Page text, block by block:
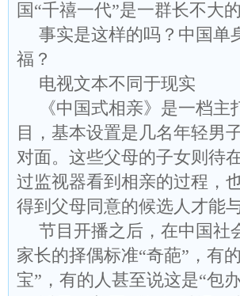
国“千禧一代”是一群长不大
事实是这样的吗？中国单
福？
电视文本不同于现实
《中国式相亲》是一档
目，基本设置是几名年轻男
对面。这些父母的子女则待
过监视器看到相亲的过程，
得到父母同意的候选人才能
节目开播之后，在中国社
家长的择偶标准“奇葩”，有
宝”，有的人甚至说这是“包办